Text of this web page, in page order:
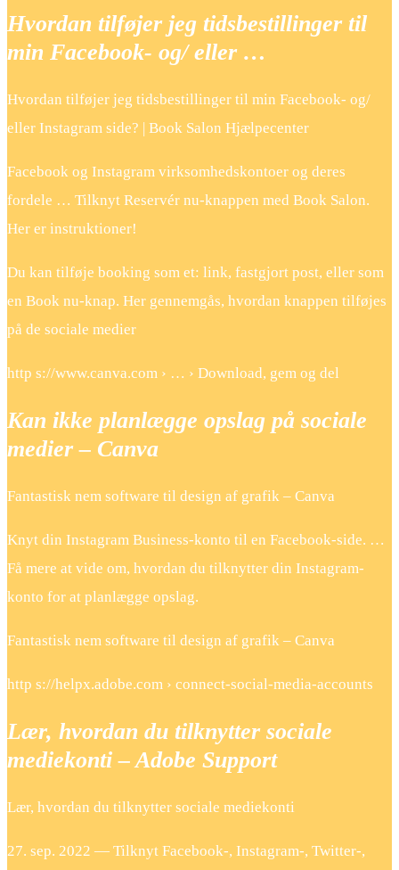
Hvordan tilføjer jeg tidsbestillinger til
min Facebook- og/ eller …
Hvordan tilføjer jeg tidsbestillinger til min Facebook- og/
eller Instagram side? | Book Salon Hjælpecenter
Facebook og Instagram virksomhedskontoer og deres
fordele … Tilknyt Reservér nu-knappen med Book Salon.
Her er instruktioner!
Du kan tilføje booking som et: link, fastgjort post, eller som
en Book nu-knap. Her gennemgås, hvordan knappen tilføjes
på de sociale medier
http s://www.canva.com › … › Download, gem og del
Kan ikke planlægge opslag på sociale
medier – Canva
Fantastisk nem software til design af grafik – Canva
Knyt din Instagram Business-konto til en Facebook-side. …
Få mere at vide om, hvordan du tilknytter din Instagram-
konto for at planlægge opslag.
Fantastisk nem software til design af grafik – Canva
http s://helpx.adobe.com › connect-social-media-accounts
Lær, hvordan du tilknytter sociale
mediekonti – Adobe Support
Lær, hvordan du tilknytter sociale mediekonti
27. sep. 2022 — Tilknyt Facebook-, Instagram-, Twitter-,